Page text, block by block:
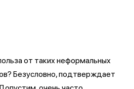
от таких неформальных
Безусловно, подтверждает